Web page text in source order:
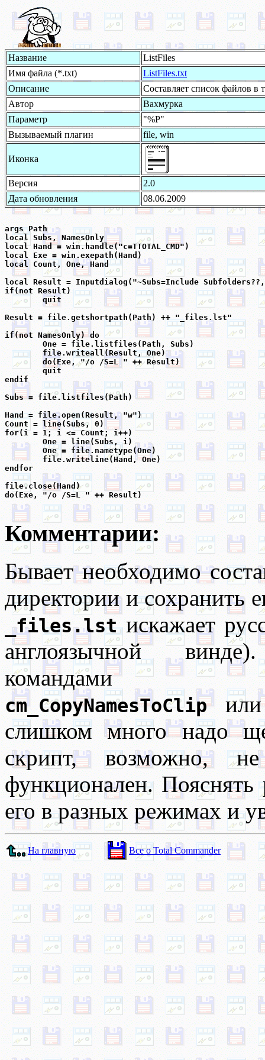
Название
ListFiles
Имя файла (*.txt)
ListFiles.txt
Описание
Составляет список файлов в
Автор
Вахмурка
Параметр
"%P"
Вызываемый плагин
file, win
Иконка
Версия
2.0
Дата обновления
08.06.2009
args Path
local Subs, NamesOnly
local Hand = win.handle("c=TTOTAL_CMD")
local Exe = win.exepath(Hand)
local Count, One, Hand
local Result = Inputdialog("~Subs=Include
if(not Result)
	quit
Result = file.getshortpath(Path) ++ "_files.lst"
if(not NamesOnly) do
	One = file.listfiles(Path, Subs)
	file.writeall(Result, One)
	do(Exe, "/o /S=L " ++ Result)
	quit
endif
Subs = file.listfiles(Path)
Hand = file.open(Result, "w")
Count = line(Subs, 0)
for(i = 1; i <= Count; i++)
	One = line(Subs, i)
	One = file.nametype(One)
	file.writeline(Hand, One)
endfor
file.close(Hand)
Комментарии:
Бывает необходимо
директории и сохранить
_files.lstискажает
англоязычной
cm_CopyNamesToClip
слишком много надо
скрипт, возможно,
функционален. Пояснять
его в разных режимах и
На главную Все о Total Commander